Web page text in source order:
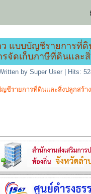
ว แบบบัญชีรายการ
จัดเก็บภาษีที่ดินและ
by Super User Hits:
ชีรายการที่ดินและสิ่งปลูกสร้